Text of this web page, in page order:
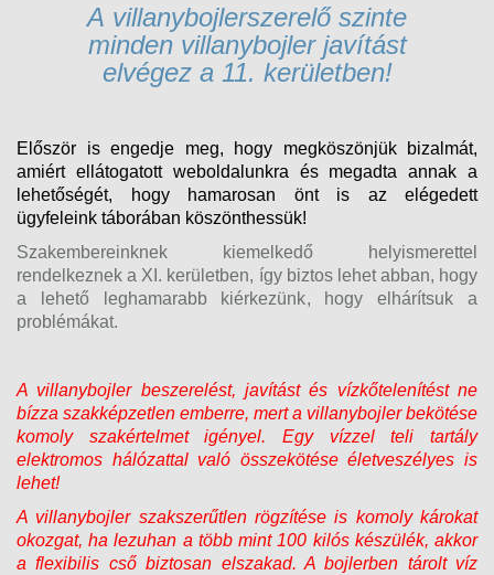
A villanybojlerszerelő szinte
minden villanybojler javítást
elvégeza 11. kerületben!
Először is engedje meg, hogy megköszönjük bizalmát,
amiért ellátogatott weboldalunkra és megadta annak a
lehetőségét, hogy hamarosan önt is az elégedett
ügyfeleink táborában köszönthessük!
Szakembereinknek kiemelkedő helyismerettel
rendelkeznek a XI. kerületben, így biztos lehet abban, hogy
a lehető leghamarabb kiérkezünk, hogy elhárítsuk a
problémákat.
A villanybojler beszerelést, javítást és vízkőtelenítést ne
bízza szakképzetlen emberre, mert a villanybojler bekötése
komoly szakértelmet igényel. Egy vízzel teli tartály
elektromos hálózattal való összekötése életveszélyes is
lehet!
A villanybojler szakszerűtlen rögzítése is komoly károkat
okozgat, ha lezuhan a több mint 100 kilós készülék, akkor
a flexibilis cső biztosan elszakad. A bojlerben tárolt víz